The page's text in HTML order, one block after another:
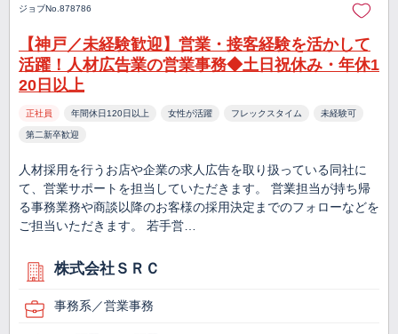
ジョブNo.878786
【神戸／未経験歓迎】営業・接客経験を活かして
活躍！人材広告業の営業事務◆土日祝休み・年休1
20日以上
正社員 年間休日120日以上 女性が活躍 フレックスタイム 未経験可
第二新卒歓迎
人材採用を行うお店や企業の求人広告を取り扱っている同社に
て、営業サポートを担当していただきます。 営業担当が持ち帰
る事務業務や商談以降のお客様の採用決定までのフォローなどを
ご担当いただきます。 若手営…
株式会社ＳＲＣ
事務系／営業事務